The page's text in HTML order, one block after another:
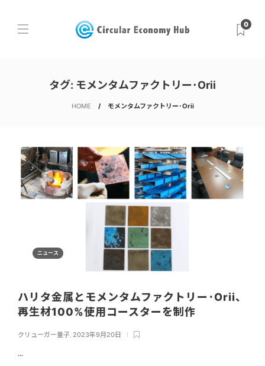
0
タグ: モメンタムファクトリー･Orii
HOME モメンタムファクトリー･Orii
ニュース
ハリタ金属とモメンタムファクトリー･Orii、
再生材100%使用コースターを制作
クリューガー量子 2023年9月20日
...